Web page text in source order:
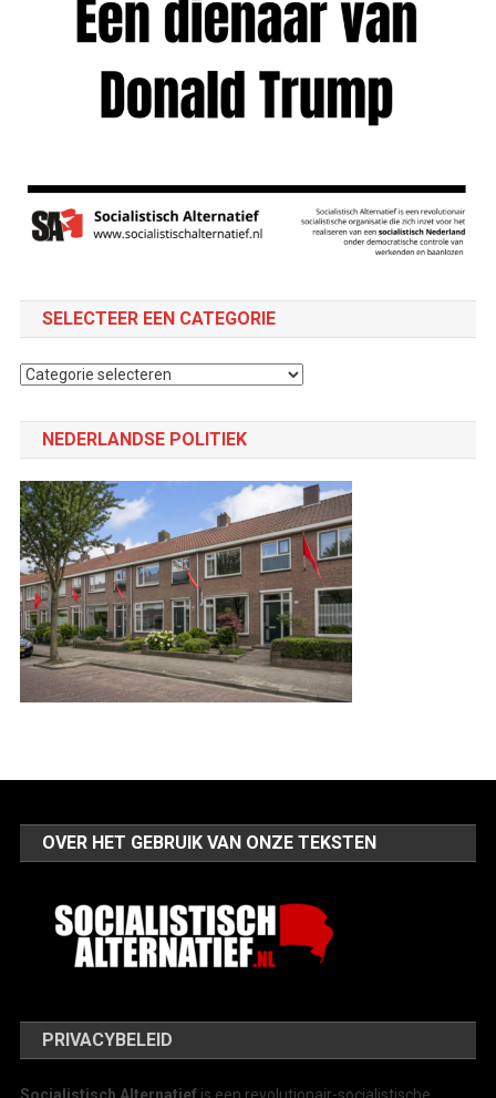
SELECTEER EEN CATEGORIE
Selecteer
NEDERLANDSE POLITIEK
OVER HET GEBRUIK VAN ONZE TEKSTEN
PRIVACYBELEID